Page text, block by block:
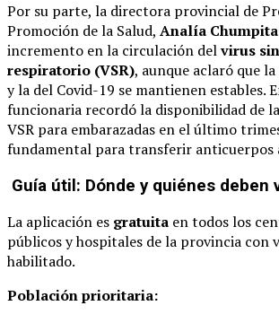
Por su parte, la directora provincial de
Promoción de la Salud, Analía
incremento en la circulación delvirus
respiratorio (VSR), aunque aclaró que
y la del Covid-19 se mantienen estables.
funcionaria recordó la disponibilidad de
VSR para embarazadas en el último
fundamental para transferir anticuerpos
Guía útil: Dónde y quiénes deben
La aplicación es gratuita en todos los
públicos y hospitales de la provincia con
habilitado.
Población prioritaria: